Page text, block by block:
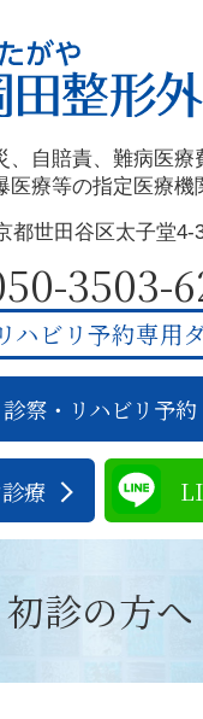
自賠責、 難病医療
医療等の指定医療機
都世田谷区太子堂4-
3503-
ハビリ予約専用
診察・リハビリ予約
療
初診の方へ